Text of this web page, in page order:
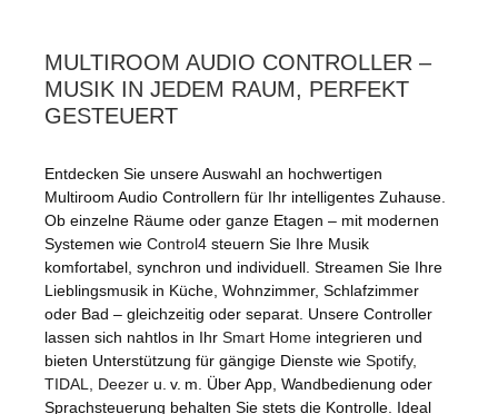
MULTIROOM AUDIO CONTROLLER –
MUSIK IN JEDEM RAUM, PERFEKT
GESTEUERT
Entdecken Sie unsere Auswahl an hochwertigen
Multiroom Audio Controllern für Ihr intelligentes Zuhause.
Ob einzelne Räume oder ganze Etagen – mit modernen
Systemen wie Control4 steuern Sie Ihre Musik
komfortabel, synchron und individuell. Streamen Sie Ihre
Lieblingsmusik in Küche, Wohnzimmer, Schlafzimmer
oder Bad – gleichzeitig oder separat. Unsere Controller
lassen sich nahtlos in Ihr Smart Home integrieren und
bieten Unterstützung für gängige Dienste wie Spotify,
TIDAL, Deezer u. v. m. Über App, Wandbedienung oder
Sprachsteuerung behalten Sie stets die Kontrolle. Ideal